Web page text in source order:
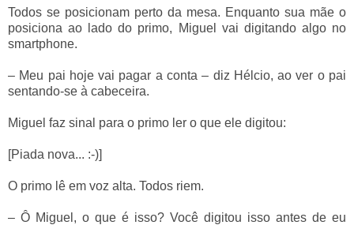
Todos se posicionam perto da mesa. Enquanto sua mãe o
posiciona ao lado do primo, Miguel vai digitando algo no
smartphone.
– Meu pai hoje vai pagar a conta – diz Hélcio, ao ver o pai
sentando-se à cabeceira.
Miguel faz sinal para o primo ler o que ele digitou:
[Piada nova... :-)]
O primo lê em voz alta. Todos riem.
– Ô Miguel, o que é isso? Você digitou isso antes de eu